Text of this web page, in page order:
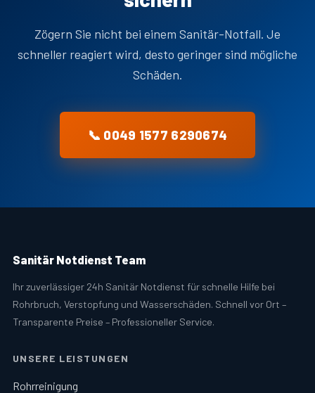
Zögern Sie nicht bei einem Sanitär-Notfall. Je
schneller reagiert wird, desto geringer sind mögliche
Schäden.
📞 0049 1577 6290674
Sanitär Notdienst Team
Ihr zuverlässiger 24h Sanitär Notdienst für schnelle Hilfe bei
Rohrbruch, Verstopfung und Wasserschäden. Schnell vor Ort –
Transparente Preise – Professioneller Service.
UNSERE LEISTUNGEN
Rohrreinigung